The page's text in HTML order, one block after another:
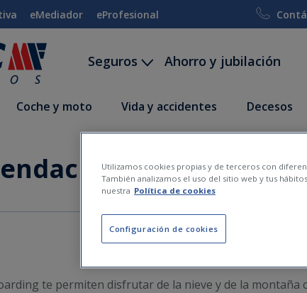
eMediador eProfesional
Seguros Ahorro y jubilación
Coche y moto Vida y accidentes Decesos
para
te permiten disfrutar de la nieve y de la montaña
Utilizamos cookies propias y de terceros con
También analizamos el uso del sitio web y tus
nuestra Política de cookies
Configuración de cookies